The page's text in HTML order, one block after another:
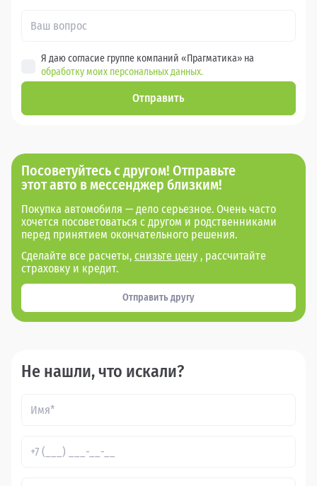
Я даю согласие группе компаний «Прагматика» на
обработку моих персональных данных.
Отправить
Посоветуйтесь с другом! Отправьте
этот авто в мессенджер близким!
Покупка автомобиля — дело серьезное. Очень часто
хочется посоветоваться с другом и родственниками
перед принятием окончательного решения.
Сделайте все расчеты, снизьте цену , рассчитайте
страховку и кредит.
Отправить другу
Не нашли, что искали?